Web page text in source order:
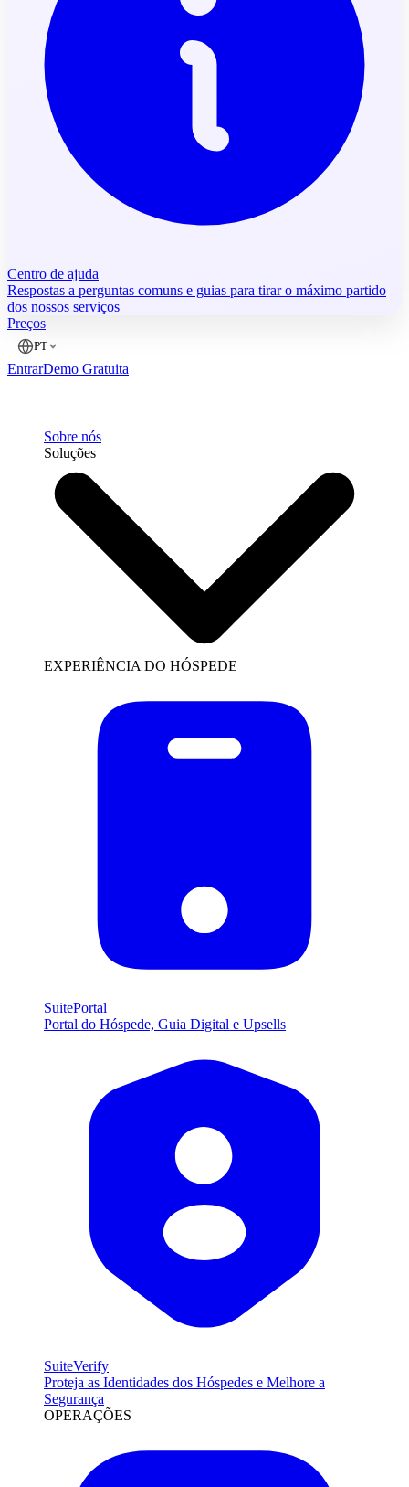
Centro de ajuda
Respostas a perguntas comuns e guias para tirar o máximo partido
dos nossos serviços
Preços
PT
EntrarDemo Gratuita
Sobre nós
Soluções
EXPERIÊNCIA DO HÓSPEDE
SuitePortal
Portal do Hóspede, Guia Digital e Upsells
SuiteVerify
Proteja as Identidades dos Hóspedes e Melhore a
Segurança
OPERAÇÕES